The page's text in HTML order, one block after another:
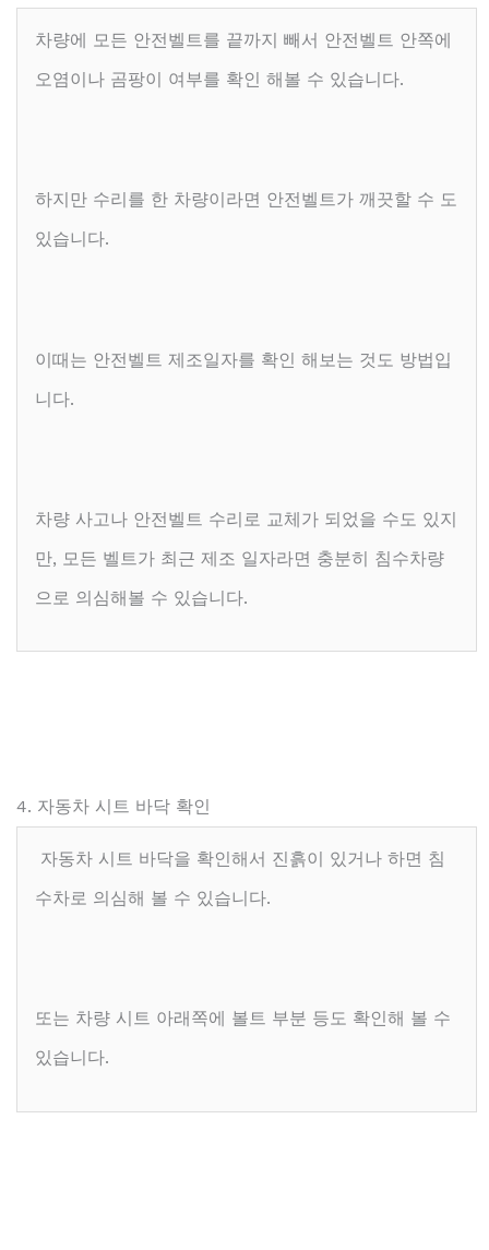
차량에 모든 안전벨트를 끝까지 빼서 안전벨트 안쪽에
오염이나 곰팡이 여부를 확인 해볼 수 있습니다.
하지만 수리를 한 차량이라면 안전벨트가 깨끗할 수 도
있습니다.
이때는 안전벨트 제조일자를 확인 해보는 것도 방법입
니다.
차량 사고나 안전벨트 수리로 교체가 되었을 수도 있지
만, 모든 벨트가 최근 제조 일자라면 충분히 침수차량
으로 의심해볼 수 있습니다.
4. 자동차 시트 바닥 확인
자동차 시트 바닥을 확인해서 진흙이 있거나 하면 침
수차로 의심해 볼 수 있습니다.
또는 차량 시트 아래쪽에 볼트 부분 등도 확인해 볼 수
있습니다.